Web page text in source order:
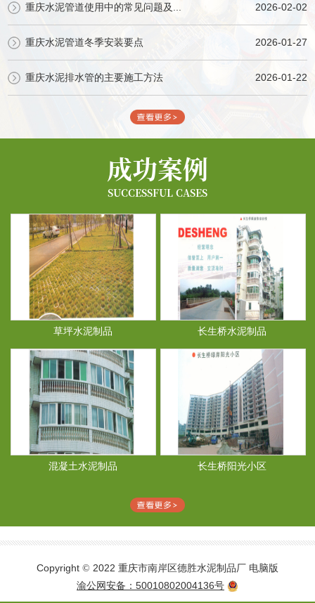
重庆水泥管道使用中的常见问题及... 2026-02-02
重庆水泥管道冬季安装要点 2026-01-27
重庆水泥排水管的主要施工方法 2026-01-22
成功案例
SUCCESSFUL CASES
草坪水泥制品 长生桥水泥制品
混凝土水泥制品 长生桥阳光小区
Copyright © 2022 重庆市南岸区德胜水泥制品厂 电脑版
渝公网安备：50010802004136号